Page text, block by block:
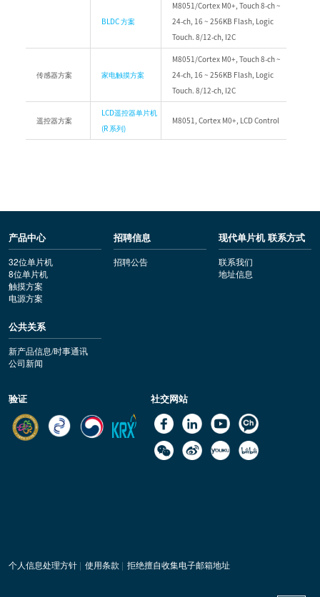
BLDC 方案
M8051/Cortex M0+, Touch 8-ch ~
24-ch, 16 ~ 256KB Flash, Logic
Touch. 8/12-ch, I2C
传感器方案 家电触摸方案
M8051/Cortex M0+, Touch 8-ch ~
24-ch, 16 ~ 256KB Flash, Logic
Touch. 8/12-ch, I2C
遥控器方案
LCD遥控器单片机
(R 系列)
M8051, Cortex M0+, LCD Control
产品中心
32位单片机
8位单片机
触摸方案
电源方案
招聘信息
招聘公告
现代单片机 联系方式
联系我们
地址信息
公共关系
新产品信息/时事通讯
公司新闻
验证 社交网站
个人信息处理方针| 使用条款 | 拒绝擅自收集电子邮箱地址